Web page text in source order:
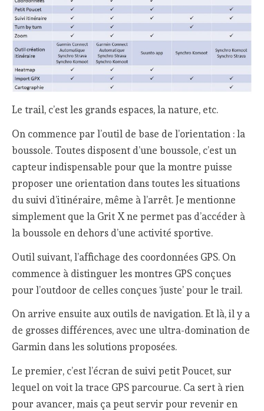
Le trail, c’est les grands espaces, la nature, etc.
On commence par l’outil de base de l’orientation : la
boussole. Toutes disposent d’une boussole, c’est un
capteur indispensable pour que la montre puisse
proposer une orientation dans toutes les situations
du suivi d’itinéraire, même à l’arrêt. Je mentionne
simplement que la Grit X ne permet pas d’accéder à
la boussole en dehors d’une activité sportive.
Outil suivant, l’affichage des coordonnées GPS. On
commence à distinguer les montres GPS conçues
pour l’outdoor de celles conçues ‘juste’ pour le trail.
On arrive ensuite aux outils de navigation. Et là, il y a
de grosses différences, avec une ultra-domination de
Garmin dans les solutions proposées.
Le premier, c’est l’écran de suivi petit Poucet, sur
lequel on voit la trace GPS parcourue. Ca sert à rien
pour avancer, mais ça peut servir pour revenir en